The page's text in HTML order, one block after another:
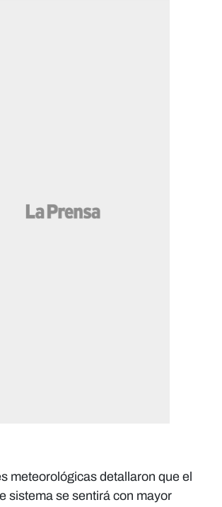
meteorológicas detallaron que el
sistema se sentirá con mayor